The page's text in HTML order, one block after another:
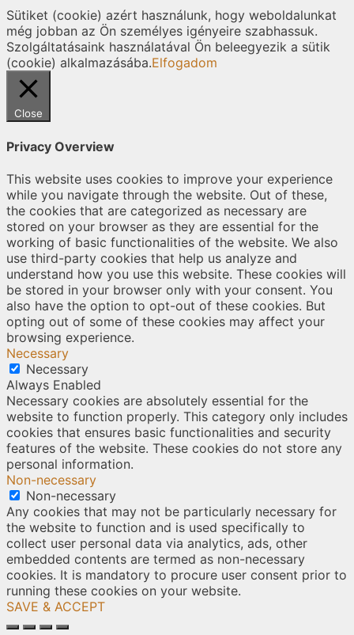
Sütiket (cookie) azért használunk, hogy weboldalunkat
még jobban az Ön személyes igényeire szabhassuk.
Szolgáltatásaink használatával Ön beleegyezik a sütik
(cookie) alkalmazásába.Elfogadom
Close
Privacy Overview
This website uses cookies to improve your experience
while you navigate through the website. Out of these,
the cookies that are categorized as necessary are
stored on your browser as they are essential for the
working of basic functionalities of the website. We also
use third-party cookies that help us analyze and
understand how you use this website. These cookies will
be stored in your browser only with your consent. You
also have the option to opt-out of these cookies. But
opting out of some of these cookies may affect your
browsing experience.
Necessary
Necessary
Always Enabled
Necessary cookies are absolutely essential for the
website to function properly. This category only includes
cookies that ensures basic functionalities and security
features of the website. These cookies do not store any
personal information.
Non-necessary
Non-necessary
Any cookies that may not be particularly necessary for
the website to function and is used specifically to
collect user personal data via analytics, ads, other
embedded contents are termed as non-necessary
cookies. It is mandatory to procure user consent prior to
running these cookies on your website.
SAVE & ACCEPT